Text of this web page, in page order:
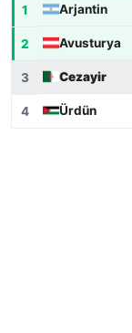
1 Arjantin
2 Avusturya
3 Cezayir
4 Ürdün